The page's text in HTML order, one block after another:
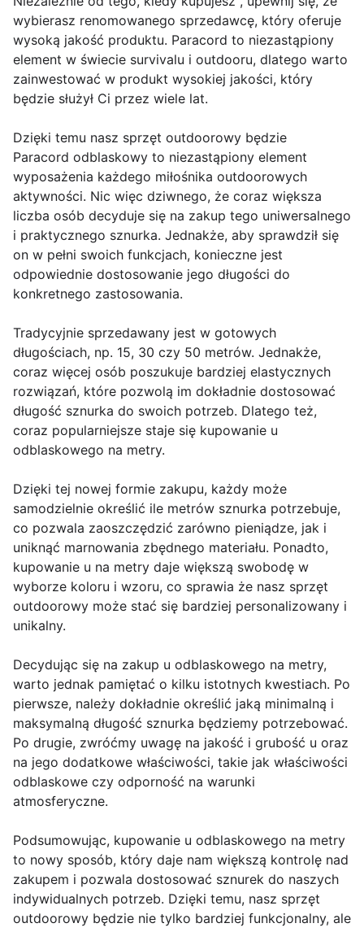
wybierasz renomowanego sprzedawcę, który oferuje
wysoką jakość produktu. Paracord to niezastąpiony
element w świecie survivalu i outdooru, dlatego warto
zainwestować w produkt wysokiej jakości, który
będzie służył Ci przez wiele lat.
Dzięki temu nasz sprzęt outdoorowy będzie
Paracord odblaskowy to niezastąpiony element
wyposażenia każdego miłośnika outdoorowych
aktywności. Nic więc dziwnego, że coraz większa
liczba osób decyduje się na zakup tego uniwersalnego
i praktycznego sznurka. Jednakże, aby sprawdził się
on w pełni swoich funkcjach, konieczne jest
odpowiednie dostosowanie jego długości do
konkretnego zastosowania.
Tradycyjnie sprzedawany jest w gotowych
długościach, np. 15, 30 czy 50 metrów. Jednakże,
coraz więcej osób poszukuje bardziej elastycznych
rozwiązań, które pozwolą im dokładnie dostosować
długość sznurka do swoich potrzeb. Dlatego też,
coraz popularniejsze staje się kupowanie u
odblaskowego na metry.
Dzięki tej nowej formie zakupu, każdy może
samodzielnie określić ile metrów sznurka potrzebuje,
co pozwala zaoszczędzić zarówno pieniądze, jak i
uniknąć marnowania zbędnego materiału. Ponadto,
kupowanie u na metry daje większą swobodę w
wyborze koloru i wzoru, co sprawia że nasz sprzęt
outdoorowy może stać się bardziej personalizowany i
unikalny.
Decydując się na zakup u odblaskowego na metry,
warto jednak pamiętać o kilku istotnych kwestiach. Po
pierwsze, należy dokładnie określić jaką minimalną i
maksymalną długość sznurka będziemy potrzebować.
Po drugie, zwróćmy uwagę na jakość i grubość u oraz
na jego dodatkowe właściwości, takie jak właściwości
odblaskowe czy odporność na warunki
atmosferyczne.
Podsumowując, kupowanie u odblaskowego na metry
to nowy sposób, który daje nam większą kontrolę nad
zakupem i pozwala dostosować sznurek do naszych
indywidualnych potrzeb. Dzięki temu, nasz sprzęt
outdoorowy będzie nie tylko bardziej funkcjonalny, ale